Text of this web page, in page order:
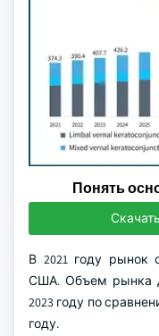
Понять
В 2021 году рынок
США. Объем рынка
2023 году по
году.